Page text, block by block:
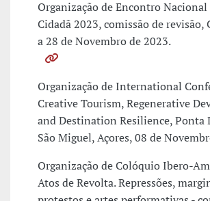
Organização de Encontro Nacional
Cidadã 2023, comissão de revisão,
a 28 de Novembro de 2023.
Organização de International
Creative Tourism, Regenerative
and Destination Resilience, Ponta
São Miguel, Açores, 08 de
Organização de Colóquio Ibero-
Atos de Revolta. Repressões,